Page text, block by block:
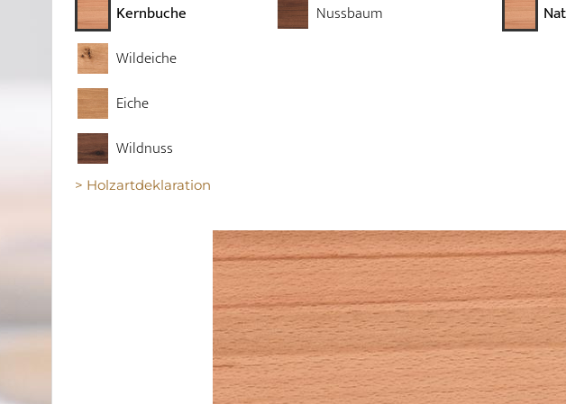
Kernbuche
Wildeiche
Eiche
Wildnuss
Nussbaum
> Holzartdeklaration